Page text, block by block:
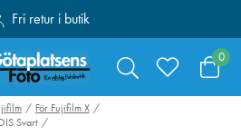
Fri retur i butik
Personlig service
frakt över 1000:-
0
För Fujifilm X
Svart